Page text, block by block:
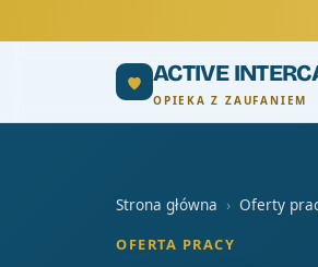
ACTIVE
OPIEKA Z ZAUFANIEM
Strona główna › Oferty
OFERTA PRACY